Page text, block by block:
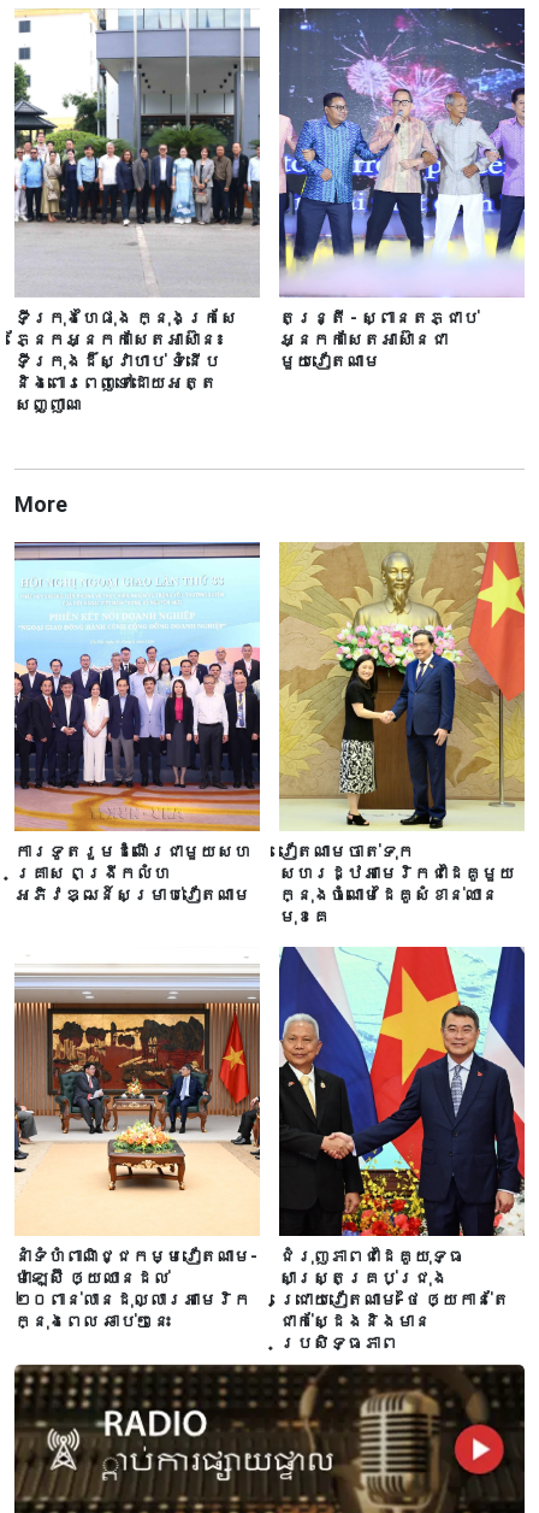
ទីក្រុងហៃផុង ក្នុងក្រសែ
ភ្នែកអ្នកកាសែតអាស៊ាន៖
ទីក្រុងដ៏ស្វាហាប់ ទំនើប
និងពោរពេញទៅ​ដោយ​អត្ត
សញ្ញាណ
តន្ត្រី - ស្ពានតភ្ជាប់
អ្នកកាសែតអាស៊ានជា
មួយវៀតណាម
More
ការទូតរួមដំណើរជាមួយសហ
គ្រាស ពង្រីកលំហ
អភិវឌ្ឍន៍សម្រាប់វៀតណាម
វៀតណាមចាត់ទុក
សហរដ្ឋអាមេរិកជាដៃគូមួយ
ក្នុងចំណោមដៃគូសំខាន់ឈាន
មុខគេ
នាំទំហំពាណិជ្ជកម្មវៀតណាម-
ម៉ាឡេស៊ី ឲ្យឈានដល់
២០ពាន់លានដុល្លារអាមេរិក
ក្នុងពេល ឆាប់ៗនេះ
ជំរុញភាពជាដៃគូយុទ្ធ
សាស្ត្រគ្រប់ជ្រុង
ជ្រោយវៀតណាម-ថៃ ឲ្យកាន់តែ
ជាក់ស្ដែងនិងមាន
ប្រសិទ្ធភាព